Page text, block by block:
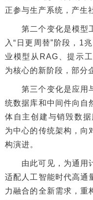
正参与生产系统，产生
第二个变化是模型工
入“日更周替”阶段，1
业模型从RAG、提示
为核心的新阶段，部分
第三个变化是应用与
统数据库和中间件向自
体自主创建与销毁数
为中心的传统架构，向
构演进。
由此可见，为通用计
适配人工智能时代高通
力融合的全新需求，重